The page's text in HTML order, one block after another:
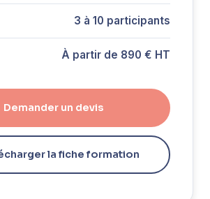
3 à 10 participants
À partir de 890 € HT
Demander un devis
la fiche formation